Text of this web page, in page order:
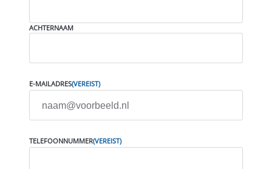
ACHTERNAAM
E-MAILADRES(VEREIST)
TELEFOONNUMMER(VEREIST)